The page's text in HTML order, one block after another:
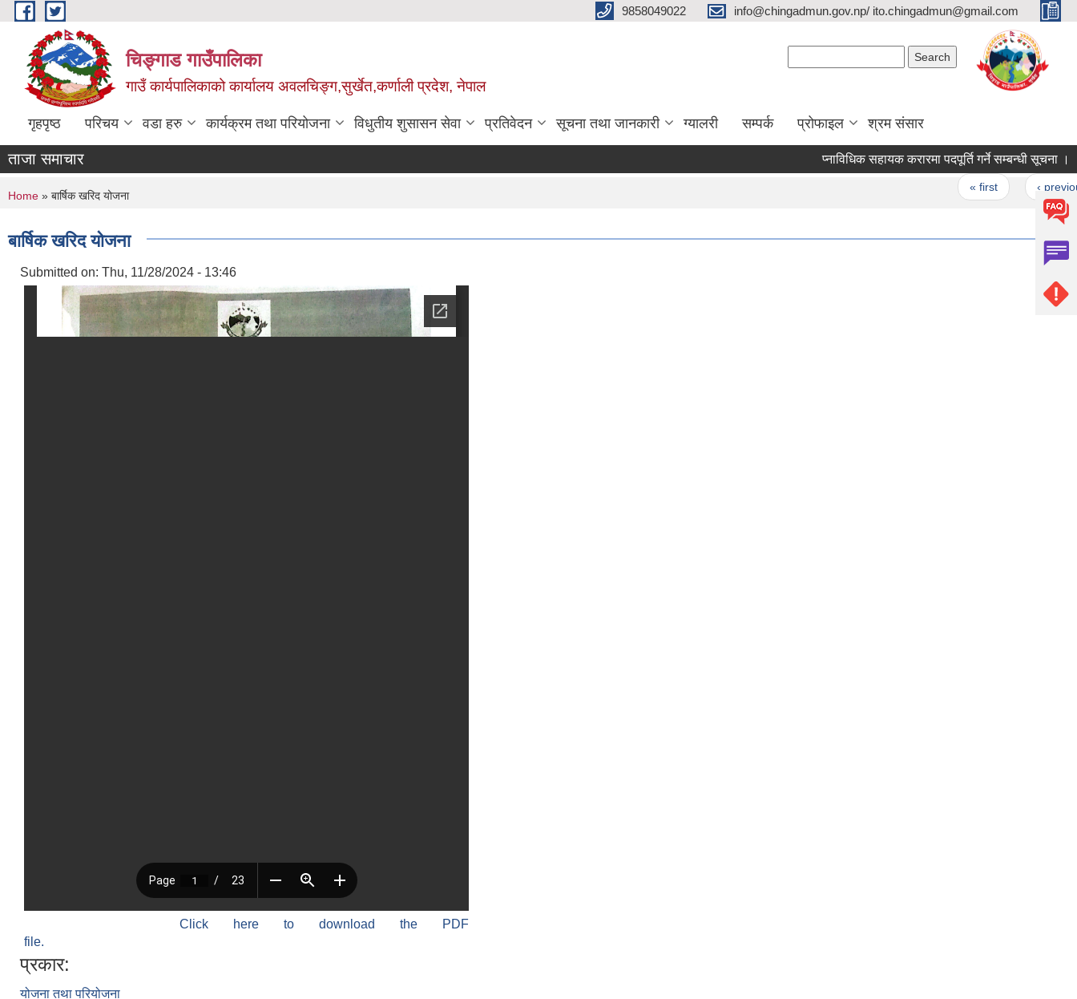
Skip to main content 9858049022 info@chingadmun.gov.np/ ito.chingadmun@gmail.com
चिङ्गाड गाउँपालिका
गाउँ कार्यपालिकाको कार्यालय अवलचिङ्ग,सुर्खेत,कर्णाली प्रदेश, नेपाल
गृहपृष्ठ परिचय वडा हरु कार्यक्रम तथा परियोजना विधुतीय शुसासन सेवा प्रतिवेदन सूचना तथा जानकारी ग्यालरी सम्पर्क प्रोफाइल श्रम संसार
ताजा समाचार प्नाविधिक सहायक करारमा पदपूर्ति गर्ने सम्बन्धी सूचना ।
« first ‹ previous
You are here
Home » बार्षिक खरिद योजना
बार्षिक खरिद योजना
Submitted on: Thu, 11/28/2024 - 13:46
Click here to download the PDF
file.
प्रकार:
योजना तथा परियोजना